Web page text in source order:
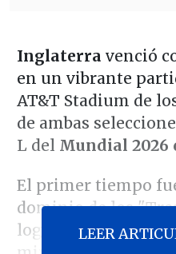
Inglaterra venció
en un vibrante
AT&T Stadium de
de ambas
L del Mundial 2026
El primer tiempo
dominio de los
lograban generar
LEER